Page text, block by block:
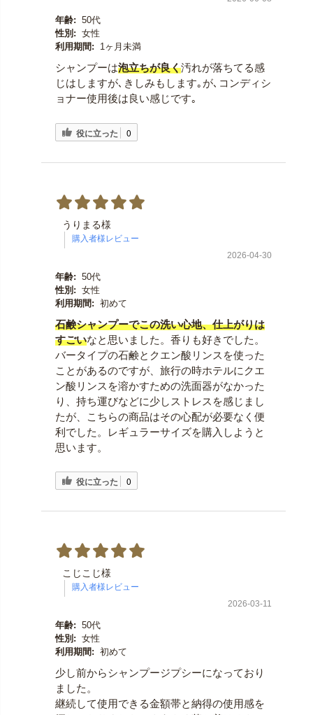
年齢: 50代
性別: 女性
利用期間:
1ヶ月未満
シャンプーは泡立ちが良く汚れが落ちてる感
じはしますが､きしみもします｡が､コンディシ
ョナー使用後は良い感じです｡
役に立った 0
うりまる様
2026-04-30
年齢: 50代
性別: 女性
利用期間: 初めて
石鹸シャンプーでこの洗い心地、仕上がりは
すごいなと思いました。香りも好きでした。
バータイプの石鹸とクエン酸リンスを使った
ことがあるのですが、旅行の時ホテルにクエ
ン酸リンスを溶かすための洗面器がなかった
り、持ち運びなどに少しストレスを感じまし
たが、こちらの商品はその心配が必要なく便
利でした。レギュラーサイズを購入しようと
思います。
役に立った 0
こじこじ様
2026-03-11
年齢: 50代
性別: 女性
利用期間: 初めて
少し前からシャンプージプシーになっており
ました。
継続して使用できる金額帯と納得の使用感を